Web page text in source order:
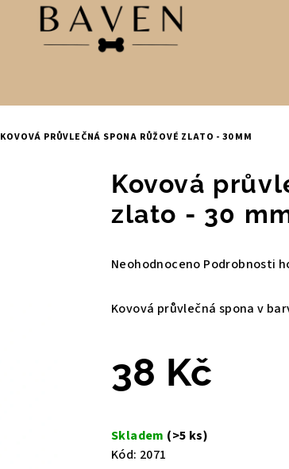
KOVOVÁ PRŮVLEČNÁ SPONA RŮŽOVÉ ZLATO - 30 MM
Kovová
zlato - 30
Průměrné
produktu
5
hvězdiček.
Neohodnoceno Podrobnosti
Kovová průvlečná spona v
38 Kč
cena:
Skladem (>5 ks)
Kód: 2071